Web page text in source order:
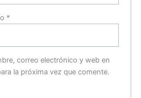
*
correo electrónico y web en
la próxima vez que comente.